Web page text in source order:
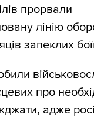
прорвали
лінію
запеклих
про
адже